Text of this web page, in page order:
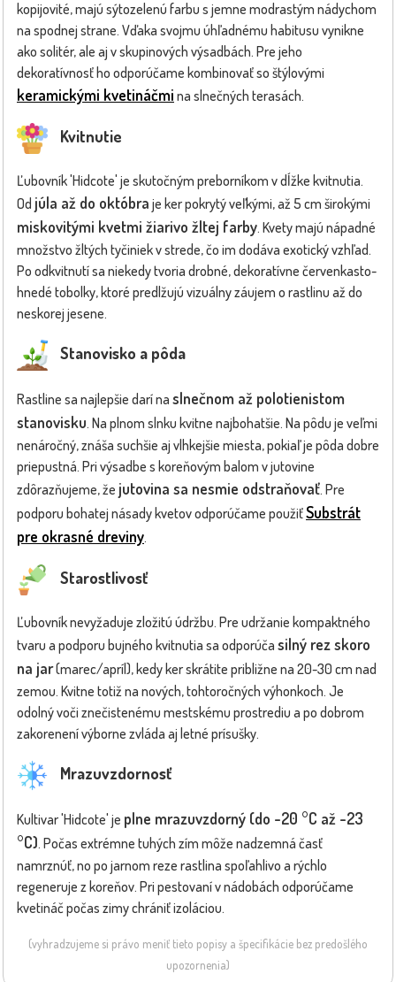
kopijovité, majú sýtozelenú farbu s jemne modrastým nádychom
na spodnej strane. Vďaka svojmu úhľadnému habitusu vynikne
ako solitér, ale aj v skupinových výsadbách. Pre jeho
dekoratívnosť ho odporúčame kombinovať so štýlovými
keramickými kvetináčmi na slnečných terasách.
Kvitnutie
Ľubovník 'Hidcote' je skutočným preborníkom v dĺžke kvitnutia.
Od júla až do októbra je ker pokrytý veľkými, až 5 cm širokými
miskovitými kvetmi žiarivo žltej farby. Kvety majú nápadné
množstvo žltých tyčiniek v strede, čo im dodáva exotický vzhľad.
Po odkvitnutí sa niekedy tvoria drobné, dekoratívne červenkasto-
hnedé tobolky, ktoré predlžujú vizuálny záujem o rastlinu až do
neskorej jesene.
Stanovisko a pôda
Rastline sa najlepšie darí na slnečnom až polotienistom
stanovisku. Na plnom slnku kvitne najbohatšie. Na pôdu je veľmi
nenáročný, znáša suchšie aj vlhkejšie miesta, pokiaľ je pôda dobre
priepustná. Pri výsadbe s koreňovým balom v jutovine
zdôrazňujeme, že jutovina sa nesmie odstraňovať. Pre
podporu bohatej násady kvetov odporúčame použiťSubstrát
pre okrasné dreviny.
Starostlivosť
Ľubovník nevyžaduje zložitú údržbu. Pre udržanie kompaktného
tvaru a podporu bujného kvitnutia sa odporúča silný rez skoro
na jar(marec/apríl), kedy ker skrátite približne na 20-30 cm nad
zemou. Kvitne totiž na nových, tohtoročných výhonkoch. Je
odolný voči znečistenému mestskému prostrediu a po dobrom
zakorenení výborne zvláda aj letné prísušky.
Mrazuvzdornosť
Kultivar 'Hidcote' je plne mrazuvzdorný (do -20 °C až -23
°C). Počas extrémne tuhých zím môže nadzemná časť
namrznúť, no po jarnom reze rastlina spoľahlivo a rýchlo
regeneruje z koreňov. Pri pestovaní v nádobách odporúčame
kvetináč počas zimy chrániť izoláciou.
(vyhradzujeme si právo meniť tieto popisy a špecifikácie bez predošlého
upozornenia)